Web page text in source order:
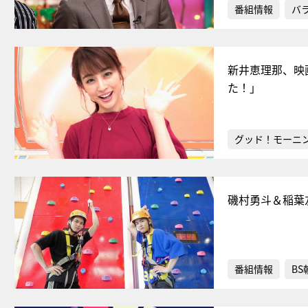
番組情報 バ
新井恵理那、
た！」
グッド！モーニ
磯村勇斗＆稲
番組情報 BS